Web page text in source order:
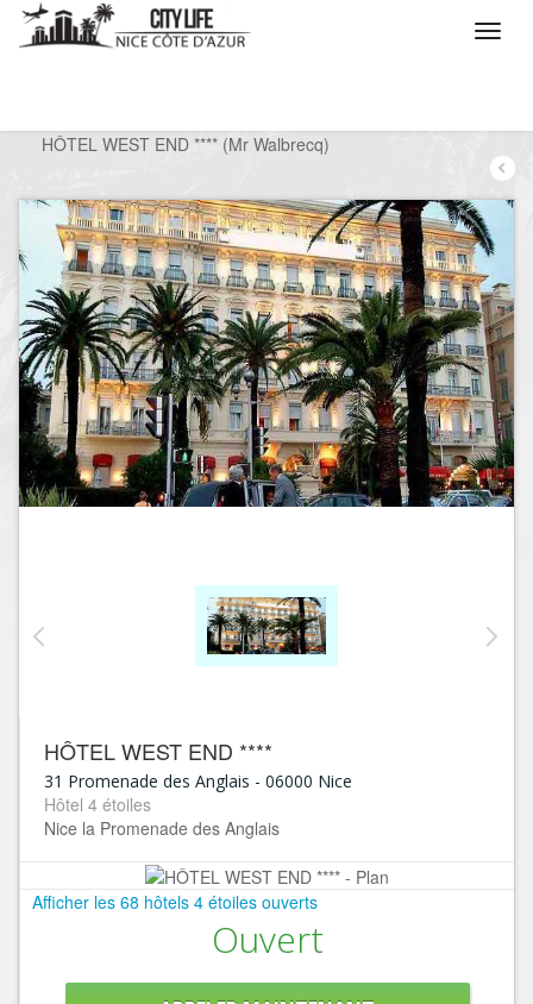
HÔTEL WEST END **** (Mr Walbrecq)
HÔTEL WEST END ****
31 Promenade des Anglais - 06000 Nice
Hôtel 4 étoiles
Nice la Promenade des Anglais
Afficher les 68 hôtels 4 étoiles ouverts
Ouvert